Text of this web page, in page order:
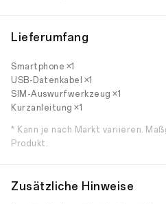
Lieferumfang
Smartphone ×1
USB-Datenkabel ×1
SIM-Auswurfwerkzeug ×1
Kurzanleitung ×1
* Kann je nach Markt variieren.
Produkt.
Zusätzliche Hinweise